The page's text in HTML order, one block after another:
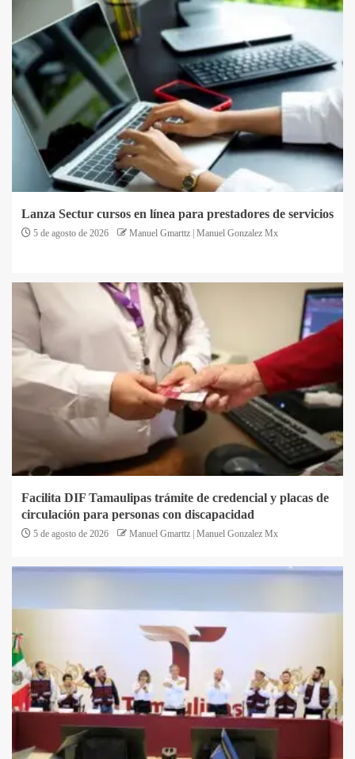
Lanza Sectur cursos en línea para prestadores de servicios
5 de agosto de 2026 Manuel Gmarttz | Manuel Gonzalez Mx
Facilita DIF Tamaulipas trámite de credencial y placas de
circulación para personas con discapacidad
5 de agosto de 2026 Manuel Gmarttz | Manuel Gonzalez Mx